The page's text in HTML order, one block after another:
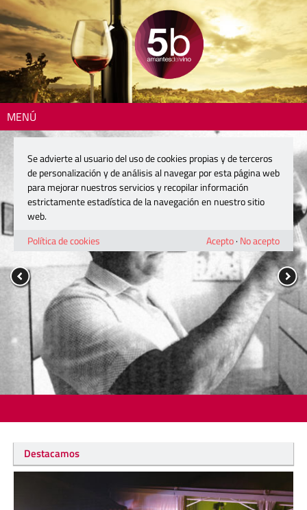
MENÚ
Destacamos
Se advierte al usuario del uso de cookies propias y de terceros
de personalización y de análisis al navegar por esta página web
para mejorar nuestros servicios y recopilar información
estrictamente estadística de la navegación en nuestro sitio
web.
Política de cookies
Acepto· No acepto